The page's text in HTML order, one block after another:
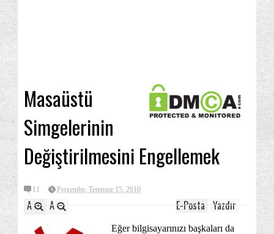
Masaüstü
Simgelerinin
Değiştirilmesini Engellemek
11 Perşembe, Temmuz 15, 2010
A A Yazdır
E-Posta
Eğer bilgisayarınızı başkaları da